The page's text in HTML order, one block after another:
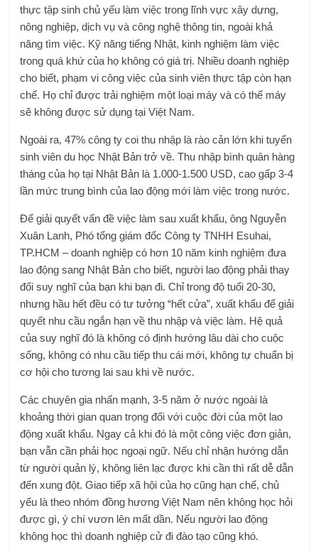
thực tập sinh chủ yếu làm việc trong lĩnh vực xây dựng,
nông nghiệp, dịch vụ và công nghệ thông tin, ngoài khả
năng tìm việc. Kỹ năng tiếng Nhật, kinh nghiệm làm việc
trong quá khứ của họ không có giá trị. Nhiều doanh nghiệp
cho biết, phạm vi công việc của sinh viên thực tập còn hạn
chế. Họ chỉ được trải nghiệm một loại máy và có thể máy
sẽ không được sử dụng tại Việt Nam.
Ngoài ra, 47% công ty coi thu nhập là rào cản lớn khi tuyển
sinh viên du học Nhật Bản trở về. Thu nhập bình quân hàng
tháng của họ tại Nhật Bản là 1.000-1.500 USD, cao gấp 3-4
lần mức trung bình của lao động mới làm việc trong nước.
Để giải quyết vấn đề việc làm sau xuất khẩu, ông Nguyễn
Xuân Lanh, Phó tổng giám đốc Công ty TNHH Esuhai,
TP.HCM – doanh nghiệp có hơn 10 năm kinh nghiệm đưa
lao động sang Nhật Bản cho biết, người lao động phải thay
đổi suy nghĩ của bạn khi bạn đi. Chỉ trong độ tuổi 20-30,
nhưng hầu hết đều có tư tưởng “hết cửa”, xuất khẩu để giải
quyết nhu cầu ngắn hạn về thu nhập và việc làm. Hệ quả
của suy nghĩ đó là không có định hướng lâu dài cho cuộc
sống, không có nhu cầu tiếp thu cái mới, không tự chuẩn bị
cơ hội cho tương lai sau khi về nước.
Các chuyên gia nhấn mạnh, 3-5 năm ở nước ngoài là
khoảng thời gian quan trọng đối với cuộc đời của một lao
động xuất khẩu. Ngay cả khi đó là một công việc đơn giản,
bạn vẫn cần phải học ngoại ngữ. Nếu chỉ nhận hướng dẫn
từ người quản lý, không liên lạc được khi cần thì rất dễ dẫn
đến xung đột. Giao tiếp xã hội của họ cũng hạn chế, chủ
yếu là theo nhóm đồng hương Việt Nam nên không học hỏi
được gì, ý chí vươn lên mất dần. Nếu người lao động
không học thì doanh nghiệp cử đi đào tạo cũng khó.